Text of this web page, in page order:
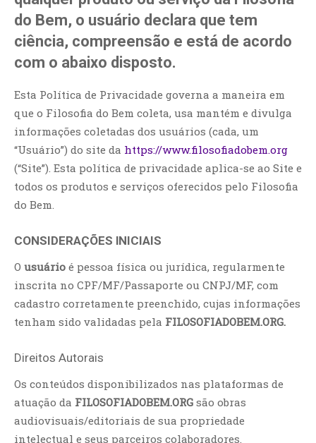
do Bem, o usuário declara que tem
ciência, compreensão e está de acordo
com o abaixo disposto.
Esta Política de Privacidade governa a maneira em
que o Filosofia do Bem coleta, usa mantém e divulga
informações coletadas dos usuários (cada, um
“Usuário”) do site da https://www.filosofiadobem.org
(“Site”). Esta política de privacidade aplica-se ao Site e
todos os produtos e serviços oferecidos pelo Filosofia
do Bem.
CONSIDERAÇÕES lNICIAIS
O usuário é pessoa física ou jurídica, regularmente
inscrita no CPF/MF/Passaporte ou CNPJ/MF, com
cadastro corretamente preenchido, cujas informações
tenham sido validadas pela FILOSOFIADOBEM.ORG.
Direitos Autorais
Os conteúdos disponibilizados nas plataformas de
atuação da FILOSOFIADOBEM.ORG são obras
audiovisuais/editoriais de sua propriedade
intelectual e seus parceiros colaboradores.